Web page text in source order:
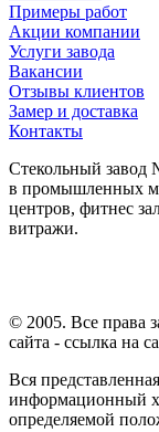
Примеры работ
Акции компании
Услуги завода
Вакансии
Отзывы клиентов
Замер и доставка
Контакты
Стекольный завод
в промышленных
центров, фитнес
витражи.
© 2005. Все права
сайта - ссылка на
Вся
информационный
определяемой